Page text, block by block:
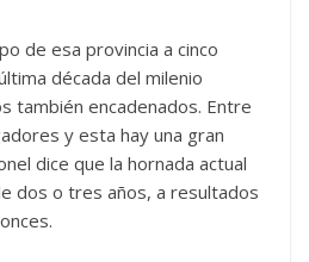
de esa provincia a cinco
década del milenio
también encadenados. Entre
y esta hay una gran
dice que la hornada actual
dos o tres años, a resultados